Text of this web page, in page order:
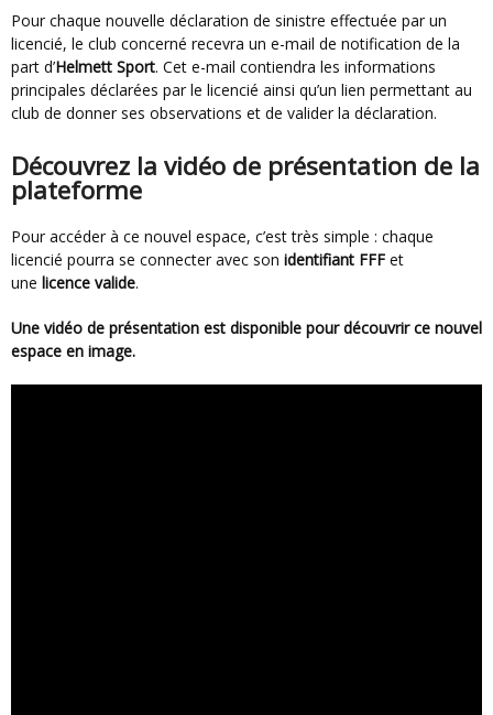
Pour chaque nouvelle déclaration de sinistre effectuée par un
licencié, le club concerné recevra un e-mail de notification de la
part d’Helmett Sport. Cet e-mail contiendra les informations
principales déclarées par le licencié ainsi qu’un lien permettant au
club de donner ses observations et de valider la déclaration.
Découvrez la vidéo de présentation de la
plateforme
Pour accéder à ce nouvel espace, c’est très simple : chaque
licencié pourra se connecter avec son identifiant FFF et
une licence valide.
Une vidéo de présentation est disponible pour découvrir ce nouvel
espace en image.